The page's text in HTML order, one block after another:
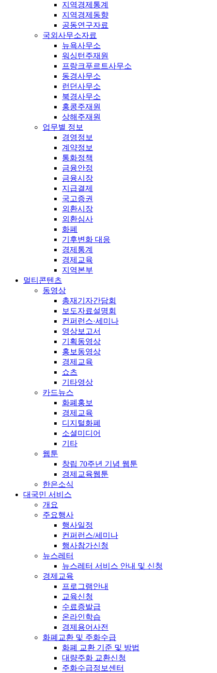
지역경제통계
지역경제동향
공동연구자료
국외사무소자료
뉴욕사무소
워싱턴주재원
프랑크푸르트사무소
동경사무소
런던사무소
북경사무소
홍콩주재원
상해주재원
업무별 정보
경영정보
계약정보
통화정책
금융안정
금융시장
지급결제
국고증권
외환시장
외환심사
화폐
기후변화 대응
경제통계
경제교육
지역본부
멀티콘텐츠
동영상
총재기자간담회
보도자료설명회
컨퍼런스·세미나
영상보고서
기획동영상
홍보동영상
경제교육
쇼츠
기타영상
카드뉴스
화폐홍보
경제교육
디지털화폐
소셜미디어
기타
웹툰
창립 70주년 기념 웹툰
경제교육웹툰
한은소식
대국민 서비스
개요
주요행사
행사일정
컨퍼런스/세미나
행사참가신청
뉴스레터
뉴스레터 서비스 안내 및 신청
경제교육
프로그램안내
교육신청
수료증발급
온라인학습
경제용어사전
화폐교환 및 주화수급
화폐 교환 기준 및 방법
대량주화 교환신청
주화수급정보센터